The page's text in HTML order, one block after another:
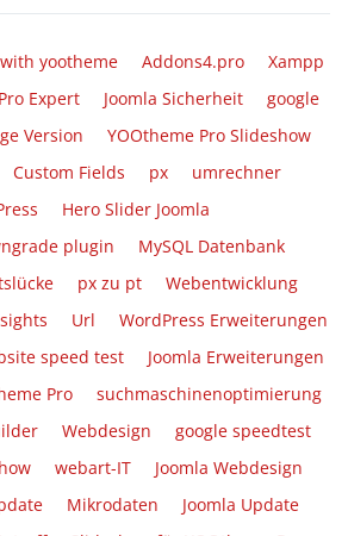
yootheme Addons4.pro
Xampp
Expert Joomla Sicherheit
google
Version
YOOtheme Pro Slideshow
Custom Fields px
umrechner
Hero Slider Joomla
plugin
MySQL Datenbank
px zu pt
Webentwicklung
Url
WordPress Erweiterungen
speed test
Joomla Erweiterungen
Pro
suchmaschinenoptimierung
Webdesign
google speedtest
webart-IT
Joomla Webdesign
Mikrodaten
Joomla Update